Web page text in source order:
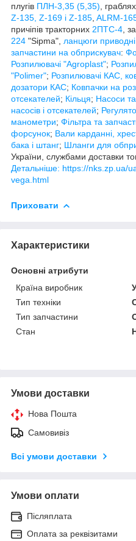
плугів ПЛН-3,35 (5,35) ,
Z-135, Z-169 і Z-185 ALRM-
причіпів тракторних 2ПТС-4 ,
224 "Sipma", ланцюги
запчастини на обприскувач:
Розпилювачі "Agroplast";
"Polimer"; Розпилювачі КАС,
дозатори КАС; Ковпачки на
отсекателей; Кільця; Насоси
насосів і отсекателей;
манометри; Фільтра та
форсунок; Вали карданні,
бака і штанг; Шланги для
України, службами доставки
Детальніше: https://nks.zp.ua/
vega.html
Приховати
Характеристики
Основні атрибути
Країна виробник
Тип техніки
Тип запчастини
Стан
Умови доставки
Нова Пошта
Самовивіз
Всі умови доставки
Умови оплати
Післяплата
Оплата за реквізитами